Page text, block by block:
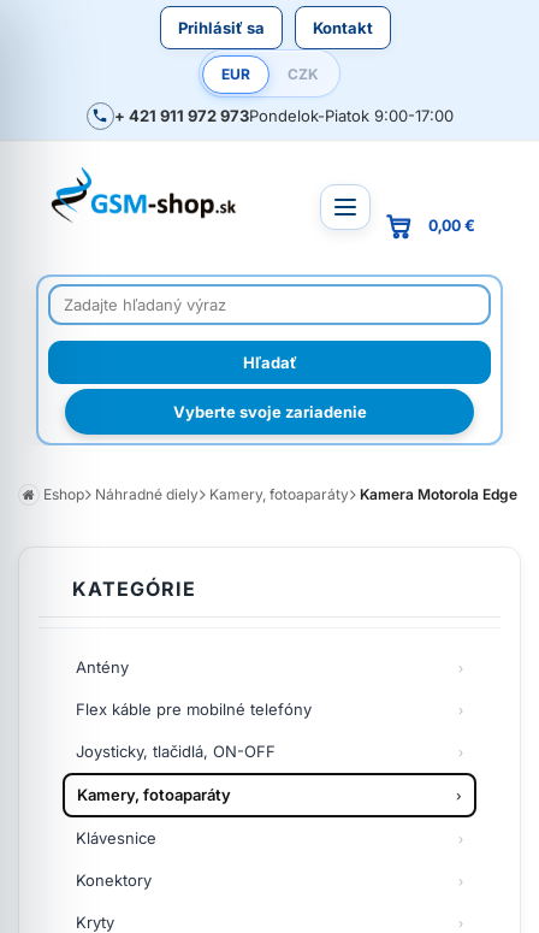
Prihlásiť sa Kontakt
EUR CZK
+ 421 911 972 973Pondelok-Piatok 9:00-17:00
Vyberte svoje zariadenie
0,00 €
Eshop Náhradné diely Kamery, fotoaparáty Kamera Motorola Edge
KATEGÓRIE
Antény
Flex káble pre mobilné telefóny
Joysticky, tlačidlá, ON-OFF
Kamery, fotoaparáty
Klávesnice
Konektory
Kryty